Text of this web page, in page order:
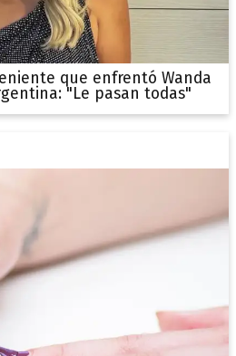
que enfrentó Wanda
"Le pasan todas"